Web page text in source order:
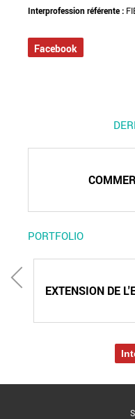
Interprofession référente :
Facebook
PORTFOLIO
EXTENSION DE